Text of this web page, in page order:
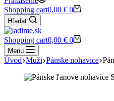
Shopping cart0,00 € 0
Hľadať
Shopping cart0,00 € 0
Menu
Úvod Muži Pánske nohavice